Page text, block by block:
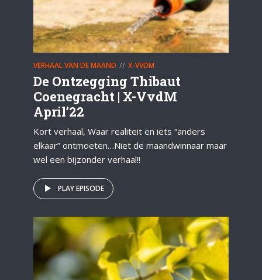
VERHAAL VAN DE MAAND X-VVDM
De Ontzegging Thibaut
Coenegracht | X-VvdM
April’22
Kort verhaal, Waar realiteit en iets “anders
elkaar” ontmoeten…Niet de maandwinnaar maar
wel een bijzonder verhaal!!
PLAY EPISODE